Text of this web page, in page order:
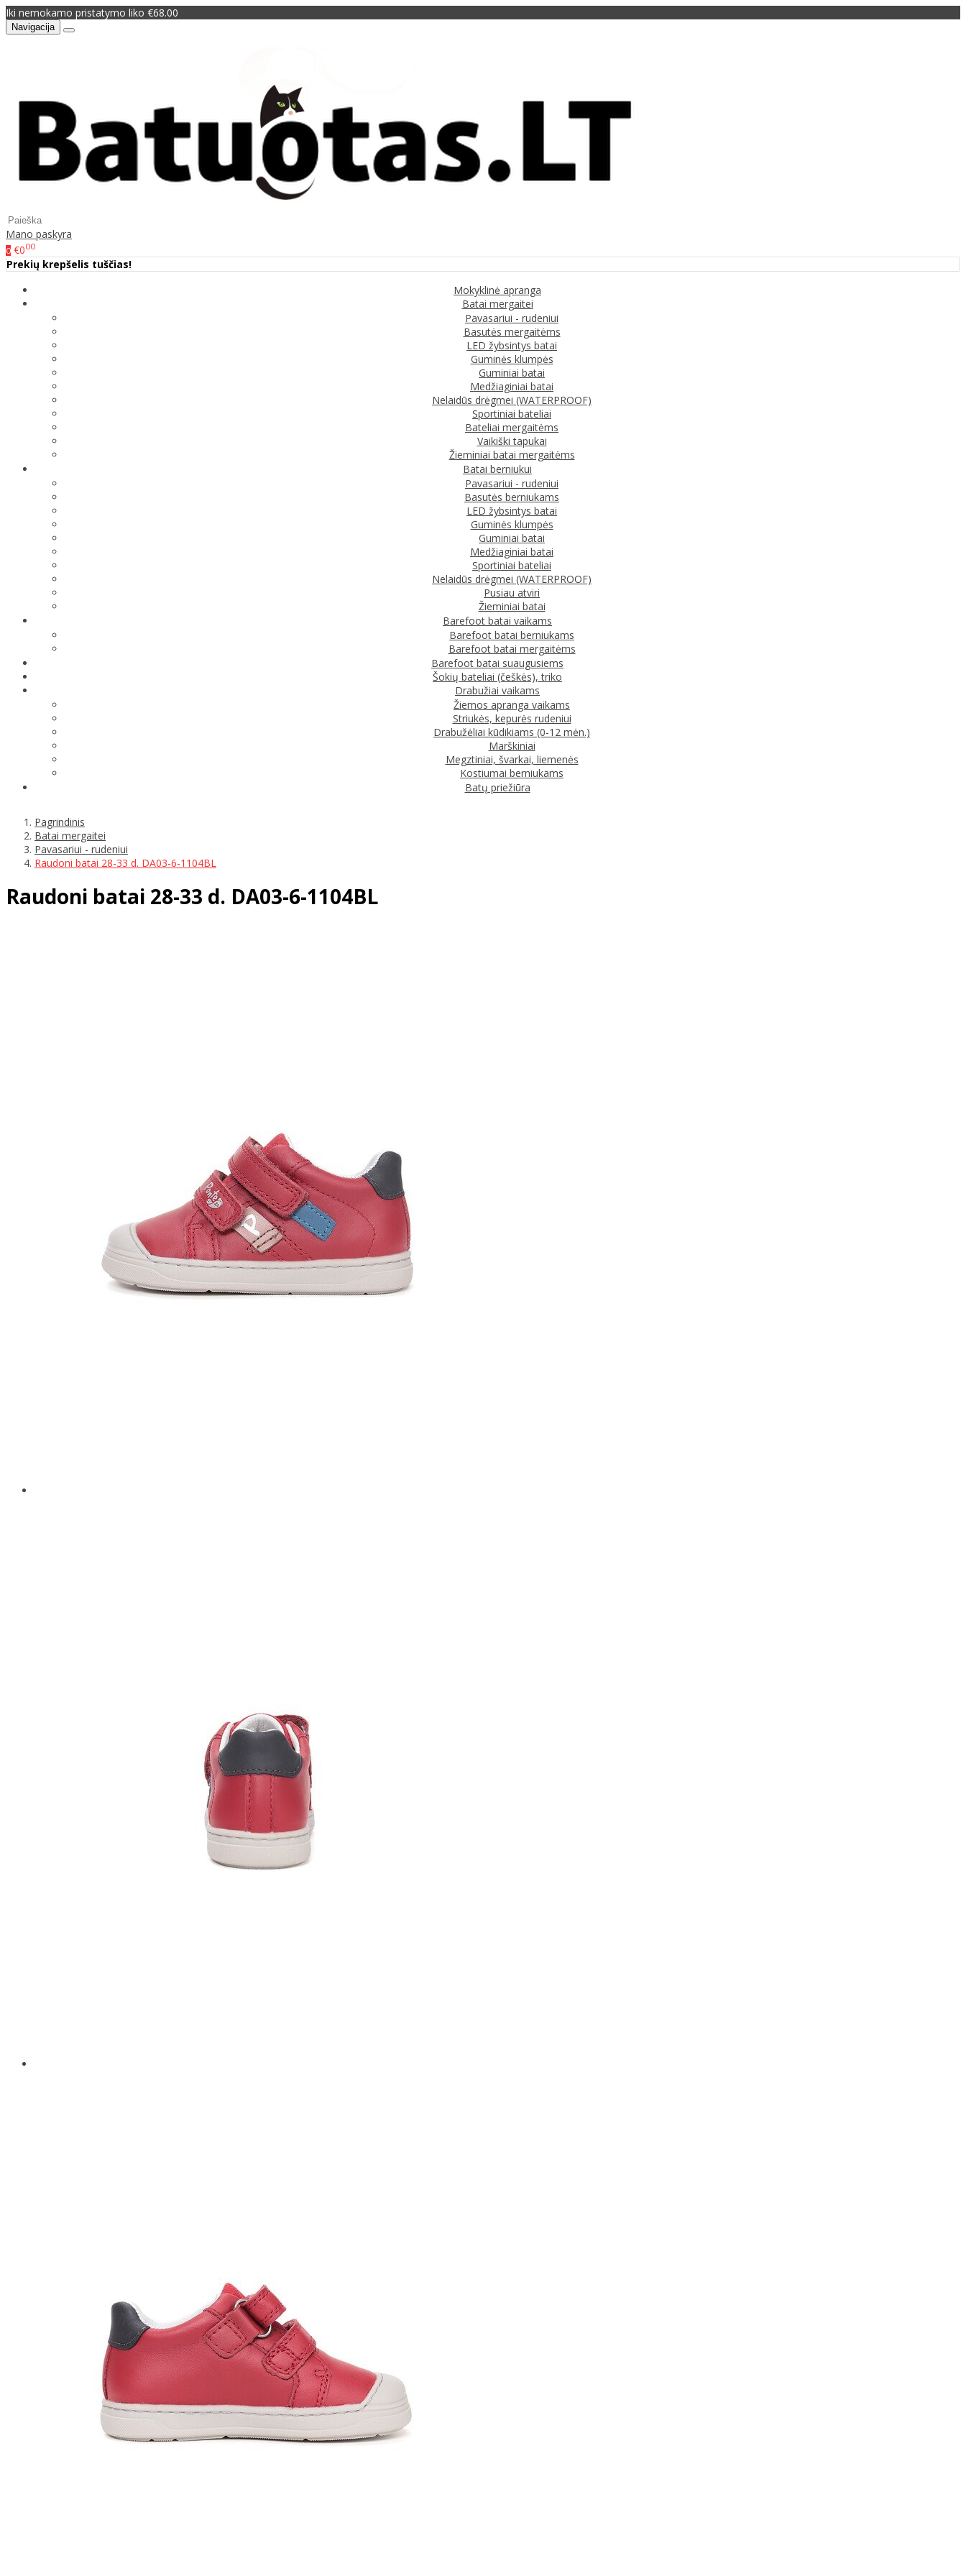
Iki nemokamo pristatymo liko €68.00
Navigacija
Mano paskyra
0 €000
Prekių krepšelis tuščias!
Mokyklinė apranga
Batai mergaitei
Pavasariui - rudeniui
Basutės mergaitėms
LED žybsintys batai
Guminės klumpės
Guminiai batai
Medžiaginiai batai
Nelaidūs drėgmei (WATERPROOF)
Sportiniai bateliai
Bateliai mergaitėms
Vaikiški tapukai
Žieminiai batai mergaitėms
Batai berniukui
Pavasariui - rudeniui
Basutės berniukams
LED žybsintys batai
Guminės klumpės
Guminiai batai
Medžiaginiai batai
Sportiniai bateliai
Nelaidūs drėgmei (WATERPROOF)
Pusiau atviri
Žieminiai batai
Barefoot batai vaikams
Barefoot batai berniukams
Barefoot batai mergaitėms
Barefoot batai suaugusiems
Šokių bateliai (češkės), triko
Drabužiai vaikams
Žiemos apranga vaikams
Striukės, kepurės rudeniui
Drabužėliai kūdikiams (0-12 mėn.)
Marškiniai
Megztiniai, švarkai, liemenės
Kostiumai berniukams
Batų priežiūra
Pagrindinis
Batai mergaitei
Pavasariui - rudeniui
Raudoni batai 28-33 d. DA03-6-1104BL
Raudoni batai 28-33 d. DA03-6-1104BL